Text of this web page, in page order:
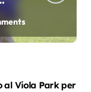
al Viola Park per